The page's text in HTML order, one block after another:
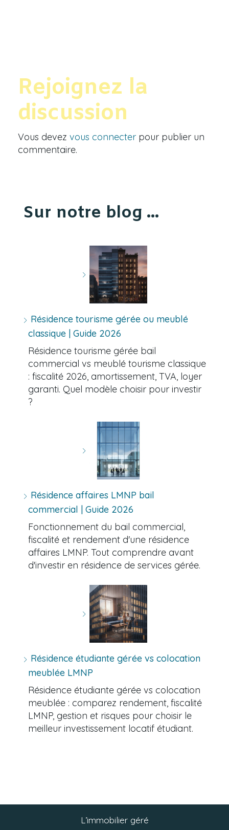
Rejoignez la
discussion
Vous devez vous connecter pour publier un
commentaire.
Sur notre blog ...
Résidence tourisme gérée ou meublé
classique | Guide 2026
Résidence tourisme gérée bail
commercial vs meublé tourisme classique
: fiscalité 2026, amortissement, TVA, loyer
garanti. Quel modèle choisir pour investir
?
Résidence affaires LMNP bail
commercial | Guide 2026
Fonctionnement du bail commercial,
fiscalité et rendement d'une résidence
affaires LMNP. Tout comprendre avant
d'investir en résidence de services gérée.
Résidence étudiante gérée vs colocation
meublée LMNP
Résidence étudiante gérée vs colocation
meublée : comparez rendement, fiscalité
LMNP, gestion et risques pour choisir le
meilleur investissement locatif étudiant.
L’immobilier géré